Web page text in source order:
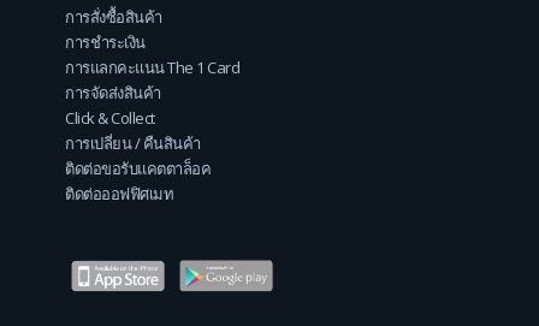
การสั่งซื้อสินค้า
การชำระเงิน
การแลกคะแนน The 1 Card
การจัดส่งสินค้า
Click & Collect
การเปลี่ยน / คืนสินค้า
ติดต่อขอรับแคตตาล็อค
ติดต่อออฟฟิศเมท